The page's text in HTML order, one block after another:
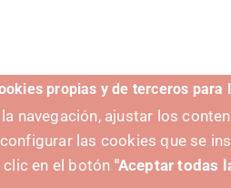
propias y de terceros para
navegación, ajustar los
las cookies que se
clic en el botón "Aceptar todas